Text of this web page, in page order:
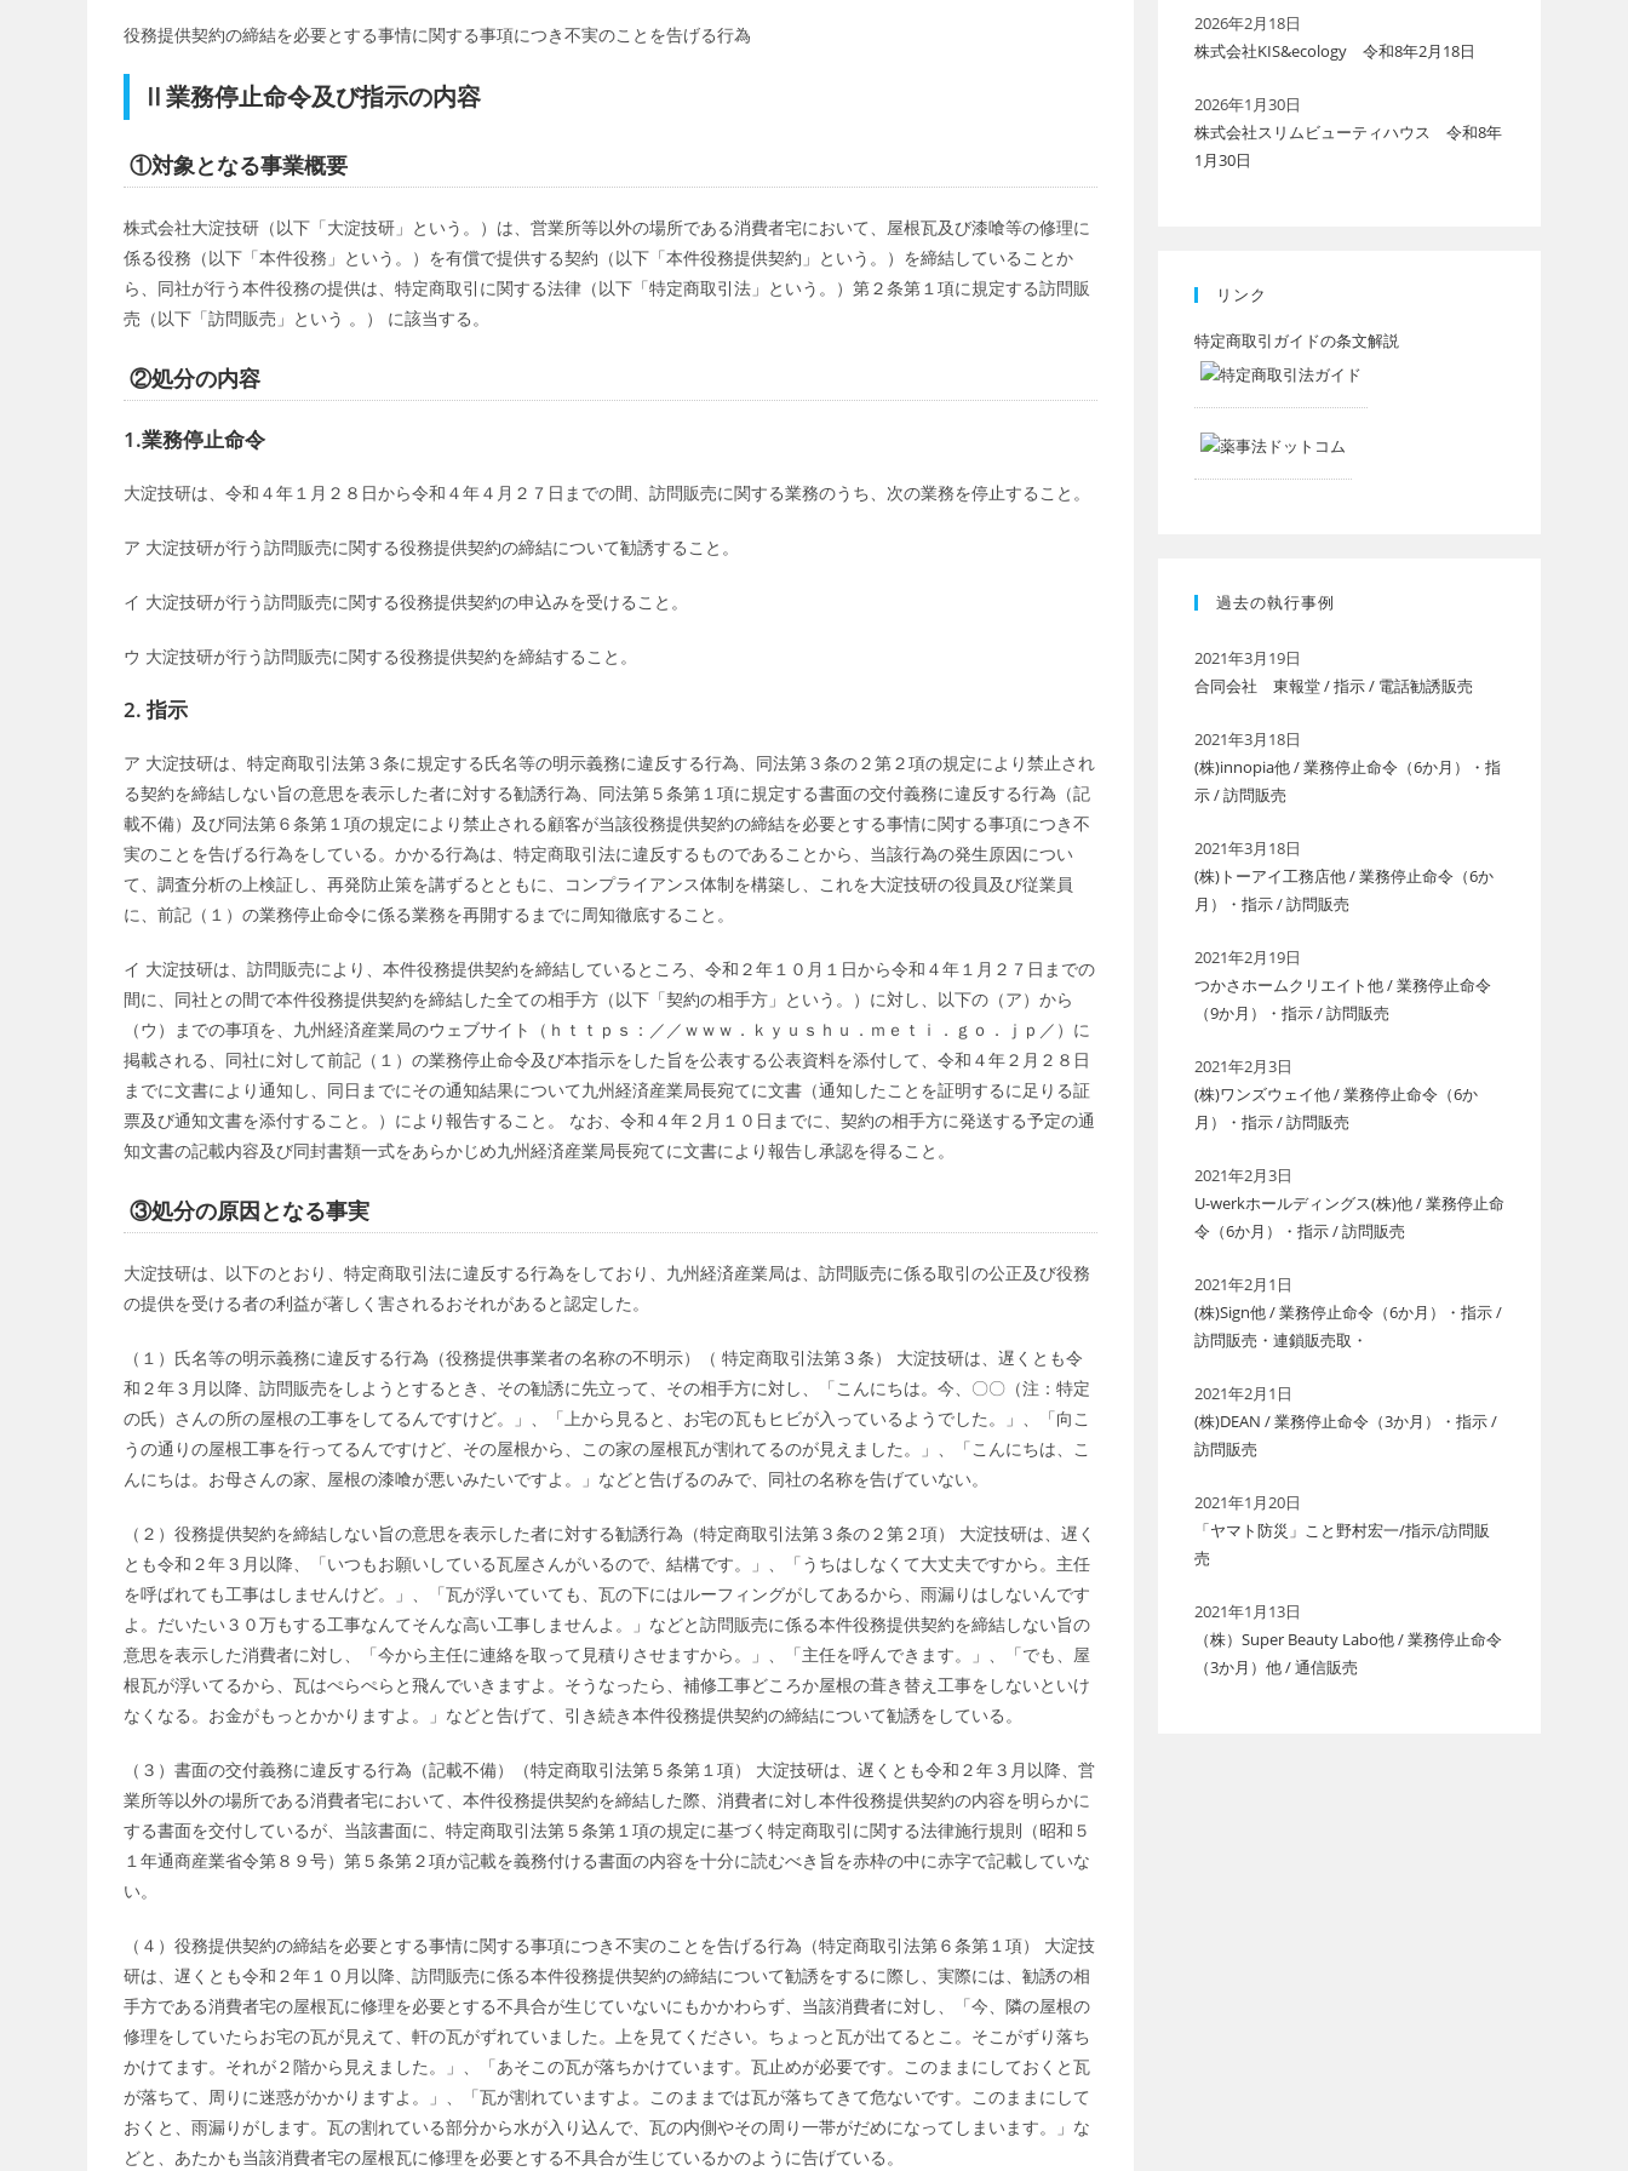
役務提供契約の締結を必要とする事情に関する事項につき不実のことを告げる行為
Ⅱ業務停止命令及び指示の内容
①対象となる事業概要
株式会社大淀技研（以下「大淀技研」という。）は、営業所等以外の場所である消費者宅において、屋根瓦及び漆喰等の修理に
係る役務（以下「本件役務」という。）を有償で提供する契約（以下「本件役務提供契約」という。）を締結していることか
ら、同社が行う本件役務の提供は、特定商取引に関する法律（以下「特定商取引法」という。）第２条第１項に規定する訪問販
売（以下「訪問販売」という 。） に該当する。
②処分の内容
1.業務停止命令
大淀技研は、令和４年１月２８日から令和４年４月２７日までの間、訪問販売に関する業務のうち、次の業務を停止すること。
ア 大淀技研が行う訪問販売に関する役務提供契約の締結について勧誘すること。
イ 大淀技研が行う訪問販売に関する役務提供契約の申込みを受けること。
ウ 大淀技研が行う訪問販売に関する役務提供契約を締結すること。
2. 指示
ア 大淀技研は、特定商取引法第３条に規定する氏名等の明示義務に違反する行為、同法第３条の２第２項の規定により禁止され
る契約を締結しない旨の意思を表示した者に対する勧誘行為、同法第５条第１項に規定する書面の交付義務に違反する行為（記
載不備）及び同法第６条第１項の規定により禁止される顧客が当該役務提供契約の締結を必要とする事情に関する事項につき不
実のことを告げる行為をしている。かかる行為は、特定商取引法に違反するものであることから、当該行為の発生原因につい
て、調査分析の上検証し、再発防止策を講ずるとともに、コンプライアンス体制を構築し、これを大淀技研の役員及び従業員
に、前記（１）の業務停止命令に係る業務を再開するまでに周知徹底すること。
イ 大淀技研は、訪問販売により、本件役務提供契約を締結しているところ、令和２年１０月１日から令和４年１月２７日までの
間に、同社との間で本件役務提供契約を締結した全ての相手方（以下「契約の相手方」という。）に対し、以下の（ア）から
（ウ）までの事項を、九州経済産業局のウェブサイト（ｈｔｔｐｓ：／／ｗｗｗ．ｋｙｕｓｈｕ．ｍｅｔｉ．ｇｏ．ｊｐ／）に
掲載される、同社に対して前記（１）の業務停止命令及び本指示をした旨を公表する公表資料を添付して、令和４年２月２８日
までに文書により通知し、同日までにその通知結果について九州経済産業局長宛てに文書（通知したことを証明するに足りる証
票及び通知文書を添付すること。）により報告すること。 なお、令和４年２月１０日までに、契約の相手方に発送する予定の通
知文書の記載内容及び同封書類一式をあらかじめ九州経済産業局長宛てに文書により報告し承認を得ること。
③処分の原因となる事実
大淀技研は、以下のとおり、特定商取引法に違反する行為をしており、九州経済産業局は、訪問販売に係る取引の公正及び役務
の提供を受ける者の利益が著しく害されるおそれがあると認定した。
（１）氏名等の明示義務に違反する行為（役務提供事業者の名称の不明示）（ 特定商取引法第３条） 大淀技研は、遅くとも令
和２年３月以降、訪問販売をしようとするとき、その勧誘に先立って、その相手方に対し、「こんにちは。今、〇〇（注：特定
の氏）さんの所の屋根の工事をしてるんですけど。」、「上から見ると、お宅の瓦もヒビが入っているようでした。」、「向こ
うの通りの屋根工事を行ってるんですけど、その屋根から、この家の屋根瓦が割れてるのが見えました。」、「こんにちは、こ
んにちは。お母さんの家、屋根の漆喰が悪いみたいですよ。」などと告げるのみで、同社の名称を告げていない。
（２）役務提供契約を締結しない旨の意思を表示した者に対する勧誘行為（特定商取引法第３条の２第２項） 大淀技研は、遅く
とも令和２年３月以降、「いつもお願いしている瓦屋さんがいるので、結構です。」、「うちはしなくて大丈夫ですから。主任
を呼ばれても工事はしませんけど。」、「瓦が浮いていても、瓦の下にはルーフィングがしてあるから、雨漏りはしないんです
よ。だいたい３０万もする工事なんてそんな高い工事しませんよ。」などと訪問販売に係る本件役務提供契約を締結しない旨の
意思を表示した消費者に対し、「今から主任に連絡を取って見積りさせますから。」、「主任を呼んできます。」、「でも、屋
根瓦が浮いてるから、瓦はぺらぺらと飛んでいきますよ。そうなったら、補修工事どころか屋根の葺き替え工事をしないといけ
なくなる。お金がもっとかかりますよ。」などと告げて、引き続き本件役務提供契約の締結について勧誘をしている。
（３）書面の交付義務に違反する行為（記載不備）（特定商取引法第５条第１項） 大淀技研は、遅くとも令和２年３月以降、営
業所等以外の場所である消費者宅において、本件役務提供契約を締結した際、消費者に対し本件役務提供契約の内容を明らかに
する書面を交付しているが、当該書面に、特定商取引法第５条第１項の規定に基づく特定商取引に関する法律施行規則（昭和５
１年通商産業省令第８９号）第５条第２項が記載を義務付ける書面の内容を十分に読むべき旨を赤枠の中に赤字で記載していな
い。
（４）役務提供契約の締結を必要とする事情に関する事項につき不実のことを告げる行為（特定商取引法第６条第１項） 大淀技
研は、遅くとも令和２年１０月以降、訪問販売に係る本件役務提供契約の締結について勧誘をするに際し、実際には、勧誘の相
手方である消費者宅の屋根瓦に修理を必要とする不具合が生じていないにもかかわらず、当該消費者に対し、「今、隣の屋根の
修理をしていたらお宅の瓦が見えて、軒の瓦がずれていました。上を見てください。ちょっと瓦が出てるとこ。そこがずり落ち
かけてます。それが２階から見えました。」、「あそこの瓦が落ちかけています。瓦止めが必要です。このままにしておくと瓦
が落ちて、周りに迷惑がかかりますよ。」、「瓦が割れていますよ。このままでは瓦が落ちてきて危ないです。このままにして
おくと、雨漏りがします。瓦の割れている部分から水が入り込んで、瓦の内側やその周り一帯がだめになってしまいます。」な
どと、あたかも当該消費者宅の屋根瓦に修理を必要とする不具合が生じているかのように告げている。
2026年2月18日
株式会社KIS&ecology 令和8年2月18日
2026年1月30日
株式会社スリムビューティハウス 令和8年
1月30日
リンク
特定商取引ガイドの条文解説
過去の執行事例
2021年3月19日
合同会社 東報堂 / 指示 / 電話勧誘販売
2021年3月18日
(株)innopia他 / 業務停止命令（6か月）・指
示 / 訪問販売
2021年3月18日
(株)トーアイ工務店他 / 業務停止命令（6か
月）・指示 / 訪問販売
2021年2月19日
つかさホームクリエイト他 / 業務停止命令
（9か月）・指示 / 訪問販売
2021年2月3日
(株)ワンズウェイ他 / 業務停止命令（6か
月）・指示 / 訪問販売
2021年2月3日
U-werkホールディングス(株)他 / 業務停止命
令（6か月）・指示 / 訪問販売
2021年2月1日
(株)Sign他 / 業務停止命令（6か月）・指示 /
訪問販売・連鎖販売取・
2021年2月1日
(株)DEAN / 業務停止命令（3か月）・指示 /
訪問販売
2021年1月20日
「ヤマト防災」こと野村宏一/指示/訪問販
売
2021年1月13日
（株）Super Beauty Labo他 / 業務停止命令
（3か月）他 / 通信販売